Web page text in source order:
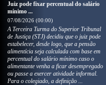
Juiz pode fixar percentual do salário
mínimo ...
07/08/2026 (00:00)
​A Terceira Turma do Superior Tribunal
de Justiça (STJ) decidiu que o juiz pode
estabelecer, desde logo, que a pensão
alimentícia seja calculada com base em
percentual do salário mínimo caso o
alimentante venha a ficar desempregado
ou passe a exercer atividade informal.
Para o colegiado, a definição ...